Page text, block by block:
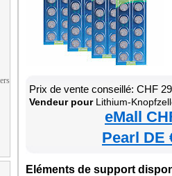
Prix de vente conseillé: CHF
Vendeur pourLithium-
eMall
Pearl DE
Eléments de support